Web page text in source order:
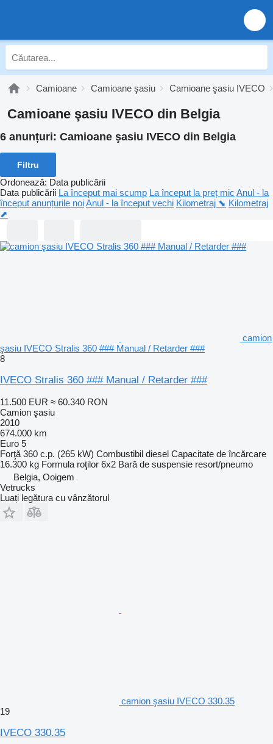
Camioane Camioane şasiu Camioane şasiu IVECO
Camioane şasiu IVECO din Belgia
6 anunțuri: Camioane şasiu IVECO din Belgia
Filtru
Ordonează: Data publicării
Data publicării La început mai scump La început la preț mic Anul - la
început anunțurile noiAnul - la început vechi Kilometraj ⬊ Kilometraj
⬈
camion
şasiu IVECO Stralis 360 ### Manual / Retarder ###
8
IVECO Stralis 360 ### Manual / Retarder ###
11.500 EUR ≈ 60.340 RON
Camion şasiu
2010
674.000 km
Euro 5
Forţă 360 c.p. (265 kW) Combustibil diesel Capacitate de încărcare
16.300 kg Formula roţilor 6x2 Bară de suspensie resort/pneumo
Belgia, Ooigem
Vetrucks
Luați legătura cu vânzătorul
camion şasiu IVECO 330.35
19
IVECO 330.35